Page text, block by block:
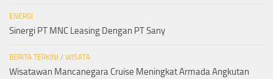
ENERGI
Sinergi PT MNC Leasing Dengan PT Sany
BERITA TERKINI / WISATA
Wisatawan Mancanegara Cruise Meningkat Armada Angkutan